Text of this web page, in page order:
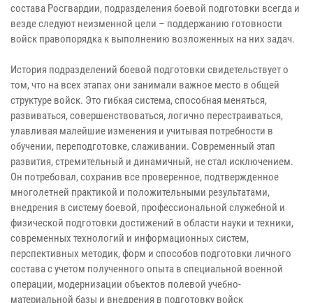
состава Росгвардии, подразделения боевой подготовки всегда и
везде следуют неизменной цели – поддержанию готовности
войск правопорядка к выполнению возложенных на них задач.
История подразделений боевой подготовки свидетельствует о
том, что на всех этапах они занимали важное место в общей
структуре войск. Это гибкая система, способная меняться,
развиваться, совершенствоваться, логично перестраиваться,
улавливая малейшие изменения и учитывая потребности в
обучении, переподготовке, слаживании. Современный этап
развития, стремительный и динамичный, не стал исключением.
Он потребовал, сохранив все проверенное, подтвержденное
многолетней практикой и положительными результатами,
внедрения в систему боевой, профессиональной служебной и
физической подготовки достижений в области науки и техники,
современных технологий и информационных систем,
перспективных методик, форм и способов подготовки личного
состава с учетом полученного опыта в специальной военной
операции, модернизации объектов полевой учебно-
материальной базы и внедрения в подготовку войск